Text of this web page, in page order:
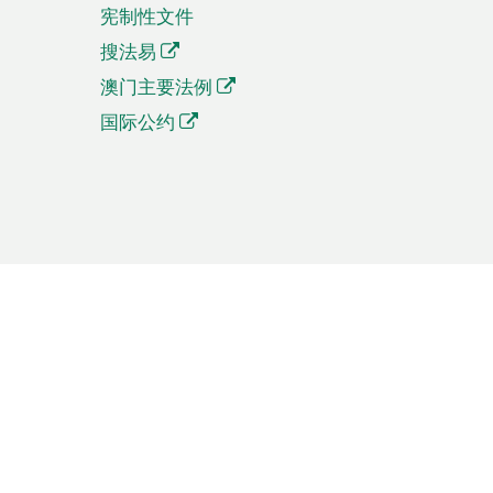
宪制性文件
搜法易
澳门主要法例
国际公约